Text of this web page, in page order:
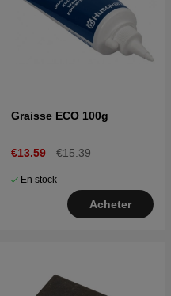
Graisse ECO 100g
€13.59 €15.39
En stock
Acheter